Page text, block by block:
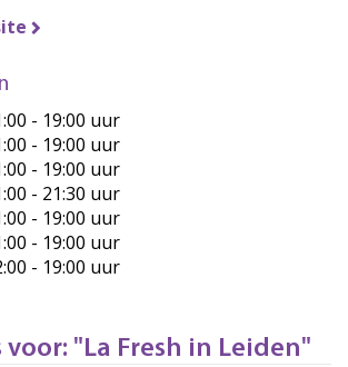
- 19:00 uur
- 19:00 uur
- 19:00 uur
- 21:30 uur
- 19:00 uur
- 19:00 uur
- 19:00 uur
voor: "La Fresh in Leiden"